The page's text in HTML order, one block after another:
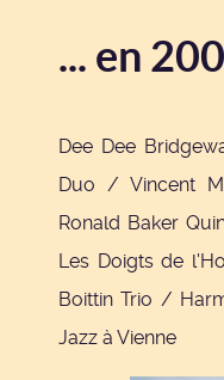
... en
Dee Dee
Duo / Vincent
Ronald Baker
Les Doigts de
Boittin Trio /
Jazz à Vienne